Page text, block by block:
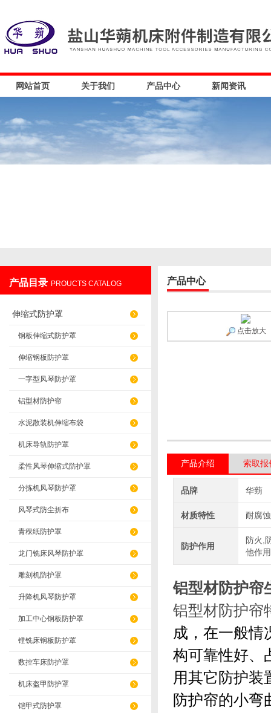
网站首页 关于我们 产品中心 新闻资讯
产品目录 PROUCTS CATALOG
伸缩式防护罩
钢板伸缩式防护罩
伸缩钢板防护罩
一字型风琴防护罩
铝型材防护帘
水泥散装机伸缩布袋
机床导轨防护罩
柔性风琴伸缩式防护罩
分拣机风琴防护罩
风琴式防尘折布
青稞纸防护罩
龙门铣床风琴防护罩
雕刻机防护罩
升降机风琴防护罩
加工中心钢板防护罩
镗铣床钢板防护罩
数控车床防护罩
机床盔甲防护罩
铠甲式防护罩
产品中心
点击放大
产品介绍 索取报
品牌 华蒴
材质特性 耐腐蚀
防护作用
防火,
他作用
铝型材防护帘
铝型材防护帘
成，在一般情
构可靠性好、
用其它防护装
防护帘的小弯